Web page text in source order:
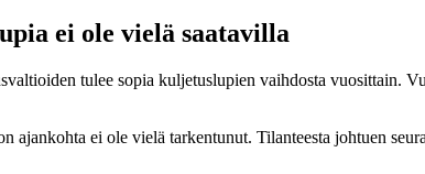
ei ole vielä saatavilla
tulee sopia kuljetuslupien vaihdosta vuosittain.
ei ole vielä tarkentunut. Tilanteesta johtuen